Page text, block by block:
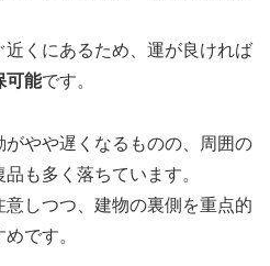
くにあるため、運が良ければ
可能です。
やや遅くなるものの、周囲の
も多く落ちています。
しつつ、建物の裏側を重点的
です。